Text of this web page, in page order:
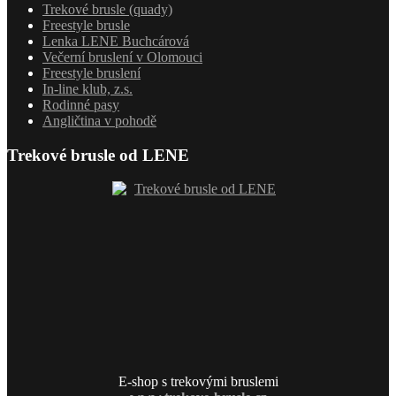
Trekové brusle (quady)
Freestyle brusle
Lenka LENE Buchcárová
Večerní bruslení v Olomouci
Freestyle bruslení
In-line klub, z.s.
Rodinné pasy
Angličtina v pohodě
Trekové brusle od LENE
E-shop s trekovými bruslemi